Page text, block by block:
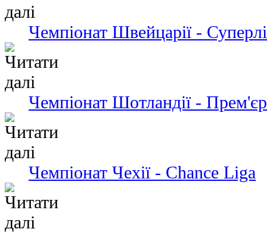
Чемпіонат Швейцарії -
Чемпіонат Шотландії -
Чемпіонат Чехії - Chance Liga